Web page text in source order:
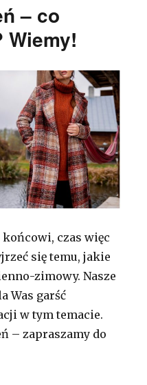
– co
Wiemy!
czas więc
się temu, jakie
zimowy. Nasze
Was garść
w tym temacie.
– zapraszamy do